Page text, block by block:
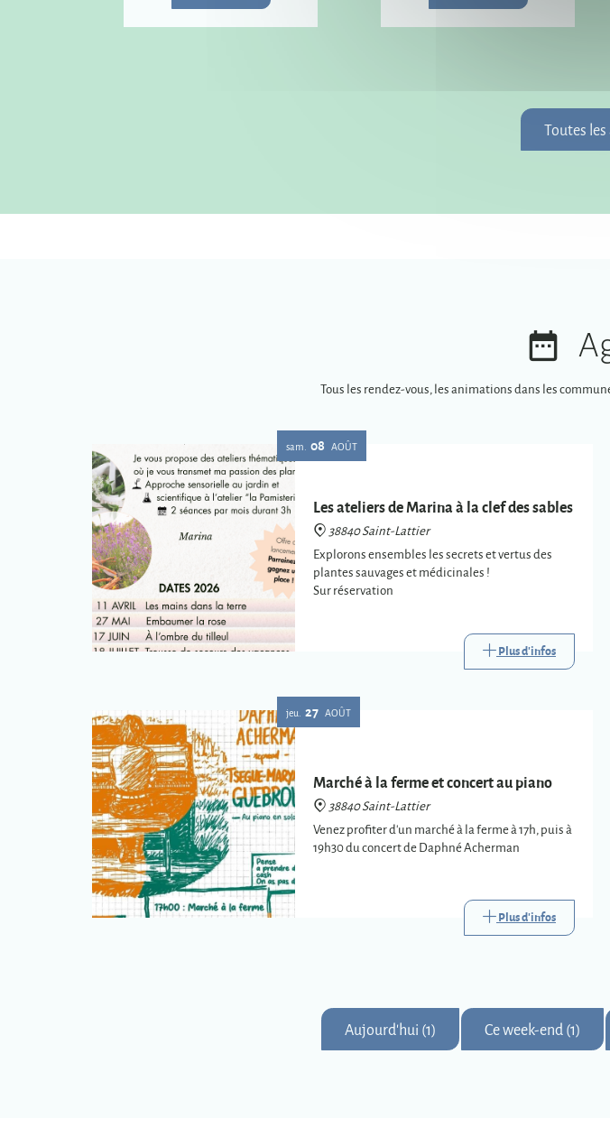
Toutes
Tous les rendez-vous, les animations dans les
sam. 08 AOÛT
Les ateliers de Marina à la clef des sables
38840 Saint-Lattier
Explorons ensembles les secrets et vertus des
plantes sauvages et médicinales !
Sur réservation
Plus d'infos
jeu. 27 AOÛT
Marché à la ferme et concert au piano
38840 Saint-Lattier
Venez profiter d'un marché à la ferme à 17h, puis à
19h30 du concert de Daphné Acherman
Plus d'infos
Aujourd'hui (1) Ce week-end (1)